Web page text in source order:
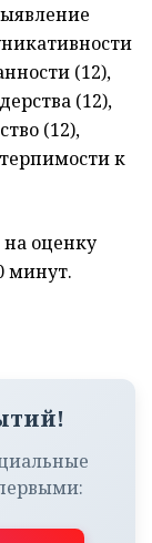
(12),
(12),
(12),
к
оценку
минут.